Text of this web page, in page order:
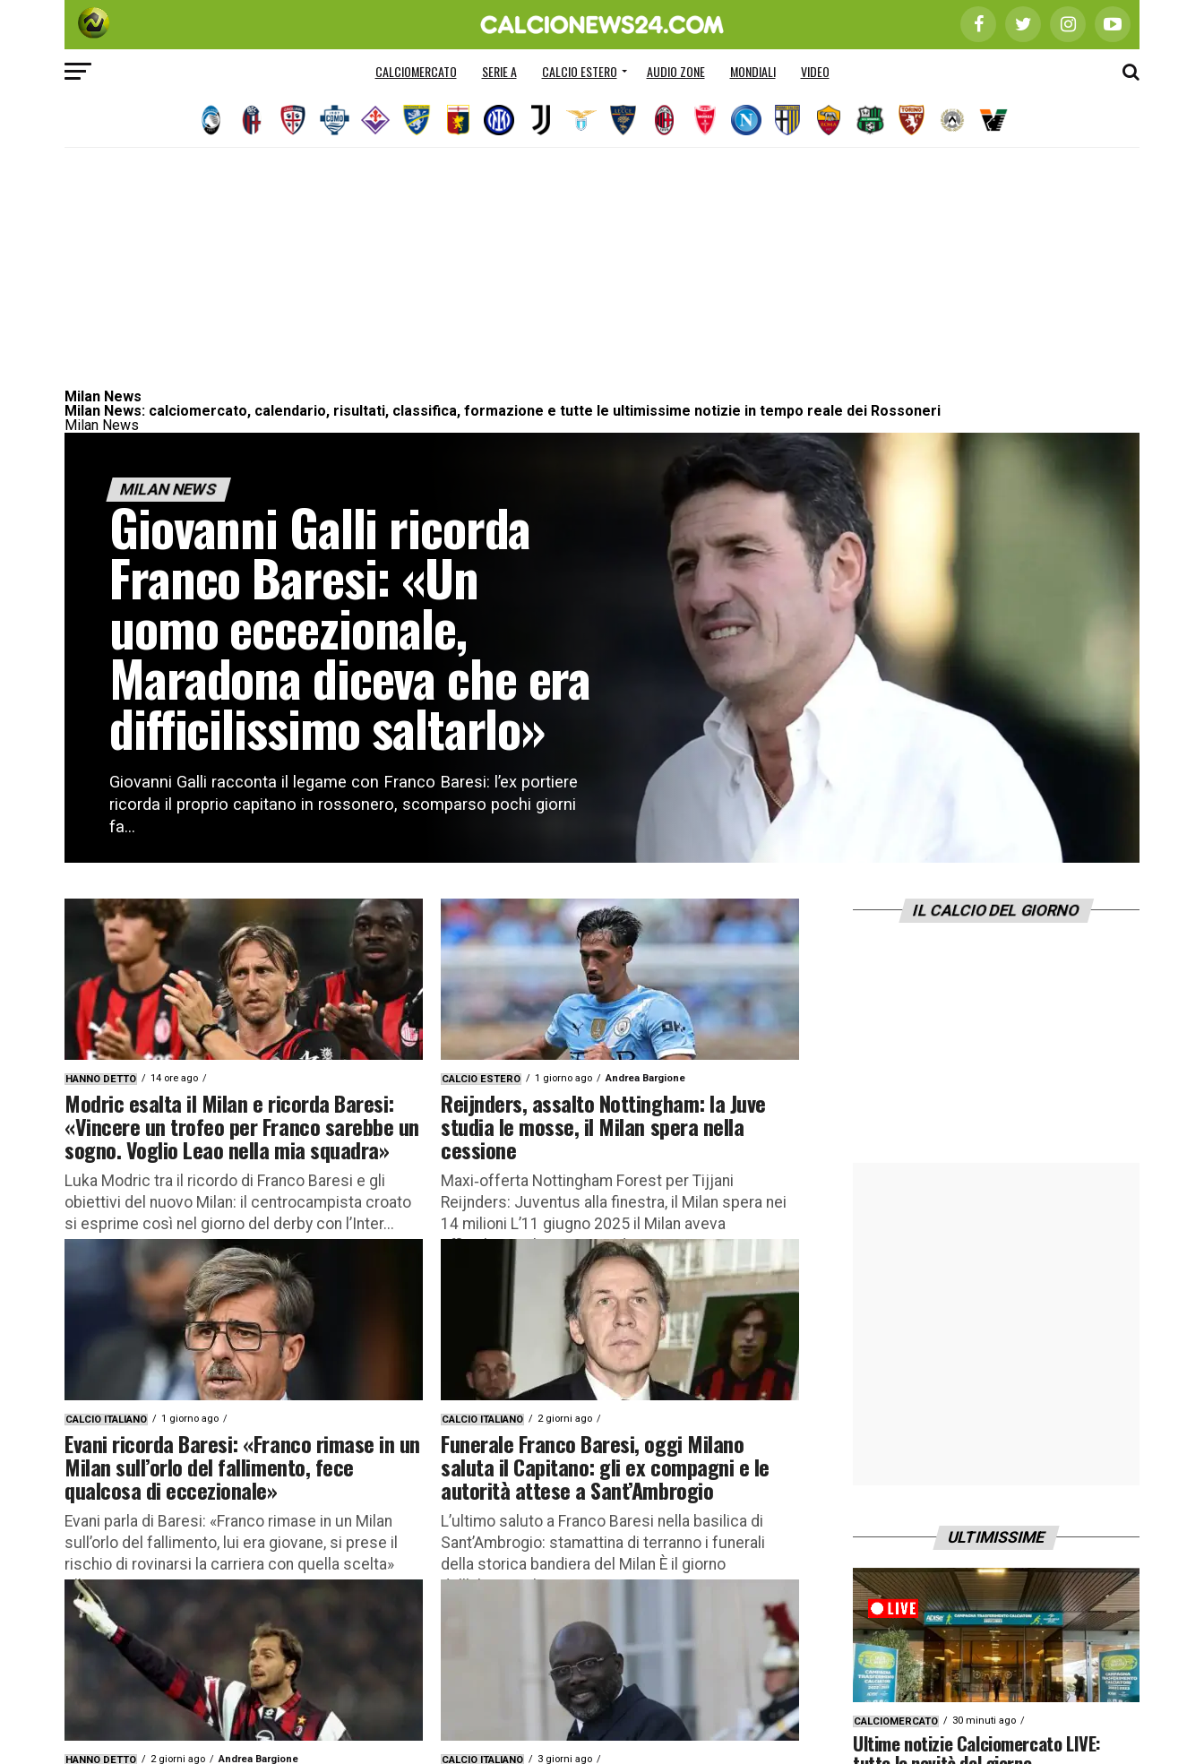
CALCIOMERCATO SERIE A CALCIO ESTERO AUDIO ZONE MONDIALI VIDEO
Milan News
Milan News: calciomercato, calendario, risultati, classifica, formazione e tutte le ultimissime notizie in tempo reale dei Rossoneri
Milan News
MILAN NEWS
Giovanni Galli ricorda
Franco Baresi: «Un
uomo eccezionale,
Maradona diceva che era
difficilissimo saltarlo»
Giovanni Galli racconta il legame con Franco Baresi: l’ex portiere
ricorda il proprio capitano in rossonero, scomparso pochi giorni
fa...
HANNO DETTO 14 ore ago
Modric esalta il Milan e ricorda Baresi:
«Vincere un trofeo per Franco sarebbe un
sogno. Voglio Leao nella mia squadra»
Luka Modric tra il ricordo di Franco Baresi e gli
obiettivi del nuovo Milan: il centrocampista croato
si esprime così nel giorno del derby con l’Inter...
CALCIO ESTERO 1 giorno ago Andrea Bargione
Reijnders, assalto Nottingham: la Juve
studia le mosse, il Milan spera nella
cessione
Maxi‑offerta Nottingham Forest per Tijjani
Reijnders: Juventus alla finestra, il Milan spera nei
14 milioni L’11 giugno 2025 il Milan aveva
ufficializzato la cessione di Tijjani...
CALCIO ITALIANO 1 giorno ago
Evani ricorda Baresi: «Franco rimase in un
Milan sull’orlo del fallimento, fece
qualcosa di eccezionale»
Evani parla di Baresi: «Franco rimase in un Milan
sull’orlo del fallimento, lui era giovane, si prese il
rischio di rovinarsi la carriera con quella scelta»
Alberigo...
CALCIO ITALIANO 2 giorni ago
Funerale Franco Baresi, oggi Milano
saluta il Capitano: gli ex compagni e le
autorità attese a Sant’Ambrogio
L’ultimo saluto a Franco Baresi nella basilica di
Sant’Ambrogio: stamattina di terranno i funerali
della storica bandiera del Milan È il giorno
dell’ultimo saluto a Franco...
HANNO DETTO 2 giorni ago Andrea Bargione CALCIO ITALIANO 3 giorni ago
IL CALCIO DEL GIORNO
ULTIMISSIME
CALCIOMERCATO 30 minuti ago
Ultime notizie Calciomercato LIVE: